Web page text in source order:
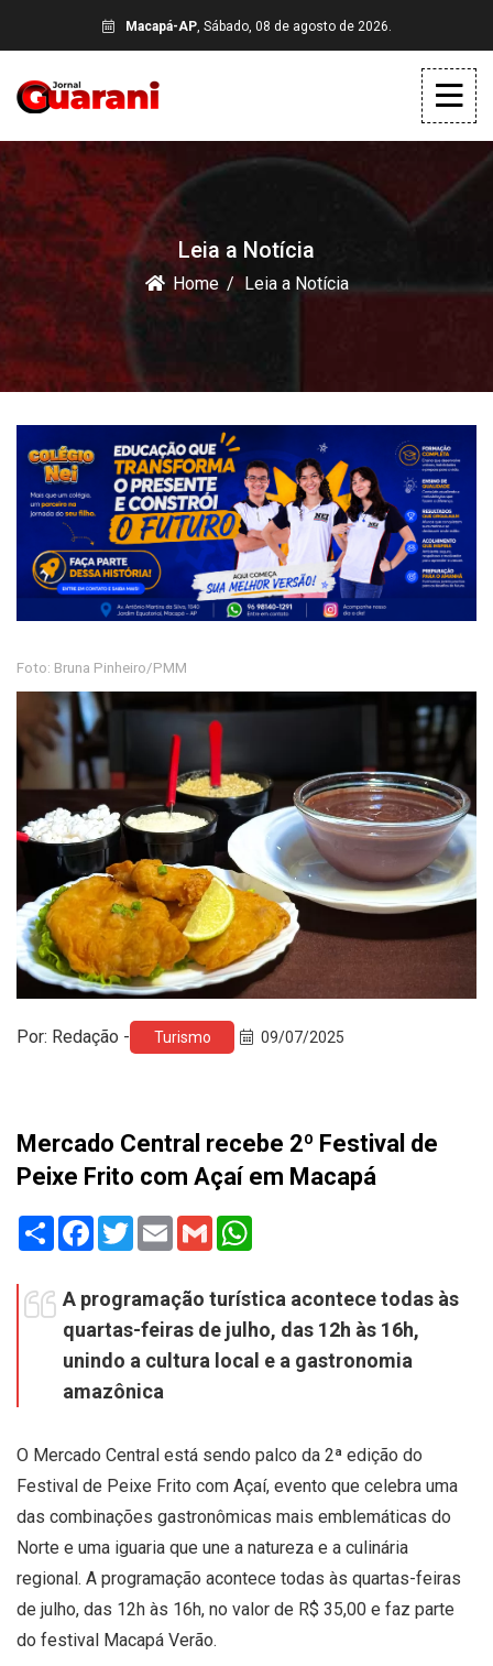
Macapá-AP, Sábado, 08 de agosto de 2026.
Leia a Notícia
Home Leia a Notícia
Foto: Bruna Pinheiro/PMM
Por: Redação - Turismo 09/07/2025
Mercado Central recebe 2º Festival de
Peixe Frito com Açaí em Macapá
Share Facebook
TwitterEmail Gmail
A programação turística acontece todas às
quartas-feiras de julho, das 12h às 16h,
unindo a cultura local e a gastronomia
amazônica
O Mercado Central está sendo palco da 2ª edição do
Festival de Peixe Frito com Açaí, evento que celebra uma
das combinações gastronômicas mais emblemáticas do
Norte e uma iguaria que une a natureza e a culinária
regional. A programação acontece todas às quartas-feiras
de julho, das 12h às 16h, no valor de R$ 35,00 e faz parte
do festival Macapá Verão.